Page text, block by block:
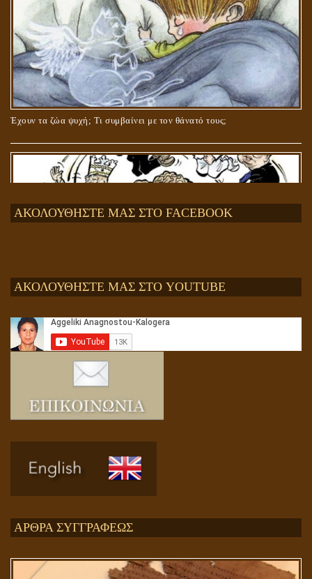
ΑΡΘΡΑ ΣΥΓΓΡΑΦΕΩΣ
Έχουν τα ζώα ψυχή; Τι συμβαίνει με τον θάνατό τους;
Αληθής και επίπλαστη πνευματικότητα
ΑΚΟΛΟΥΘΗΣΤΕ ΜΑΣ ΣΤΟ FACEBOOK
ΑΚΟΛΟΥΘΗΣΤΕ ΜΑΣ ΣΤΟ YOUTUBE